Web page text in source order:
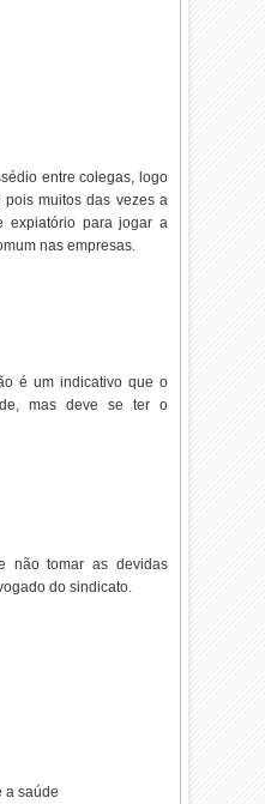
entre colegas, logo
muitos das vezes a
expiatório para jogar a
nas empresas.
é um indicativo que o
mas deve se ter o
não tomar as devidas
do sindicato.
a saúde